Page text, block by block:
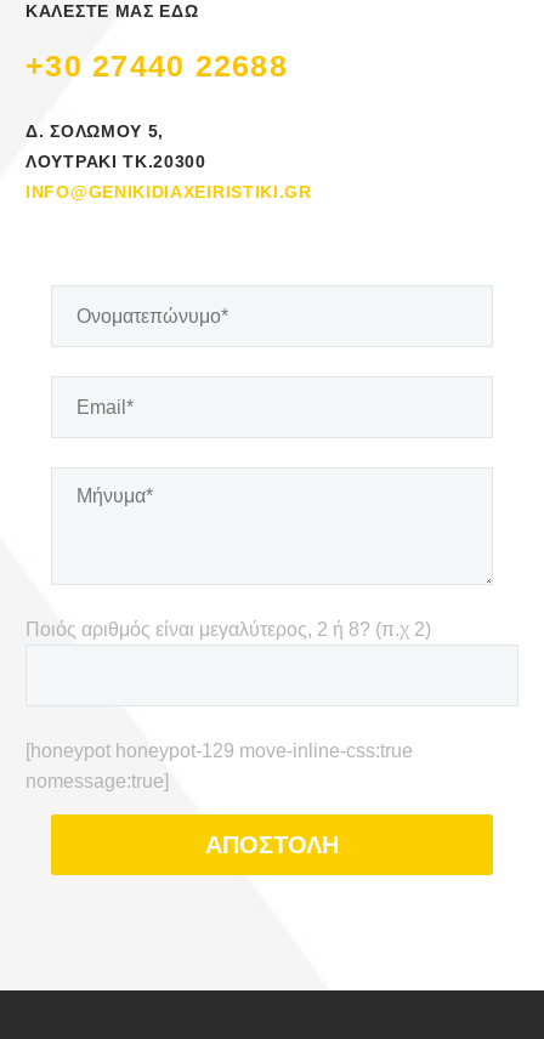
ΚΑΛΕΣΤΕ ΜΑΣ ΕΔΩ
+30 27440 22688
Δ. ΣΟΛΩΜΟΥ 5,
ΛΟΥΤΡΑΚΙ ΤΚ.20300
INFO@GENIKIDIAXEIRISTIKI.GR
Ποιός αριθμός είναι μεγαλύτερος, 2 ή 8? (π.χ 2)
[honeypot honeypot-129 move-inline-css:true
nomessage:true]